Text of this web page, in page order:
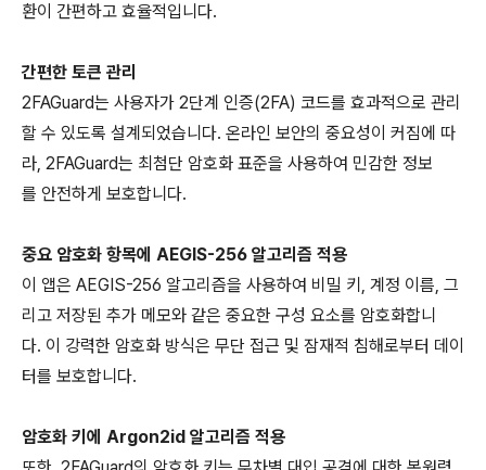
환이 간편하고 효율적입니다.
간편한 토큰 관리
2FAGuard는 사용자가 2단계 인증(2FA) 코드를 효과적으로 관리
할 수 있도록 설계되었습니다. 온라인 보안의 중요성이 커짐에 따
라, 2FAGuard는 최첨단 암호화 표준을 사용하여 민감한 정보
를 안전하게 보호합니다.
중요 암호화 항목에 AEGIS-256 알고리즘 적용
이 앱은 AEGIS-256 알고리즘을 사용하여 비밀 키, 계정 이름, 그
리고 저장된 추가 메모와 같은 중요한 구성 요소를 암호화합니
다. 이 강력한 암호화 방식은 무단 접근 및 잠재적 침해로부터 데이
터를 보호합니다.
암호화 키에 Argon2id 알고리즘 적용